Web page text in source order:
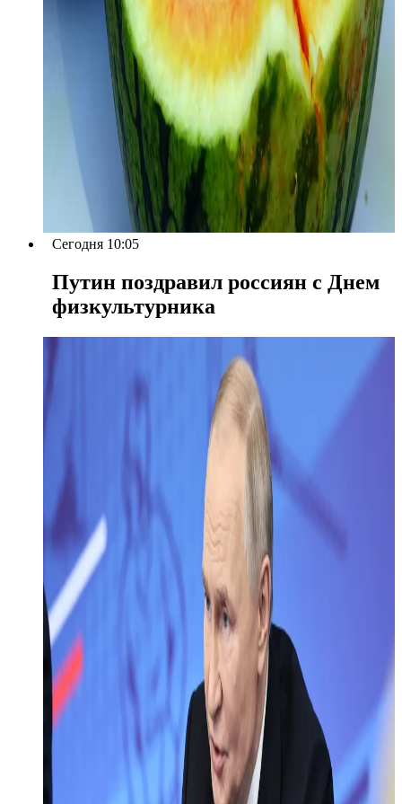
Сегодня 10:05
Путин поздравил россиян с Днем
физкультурника